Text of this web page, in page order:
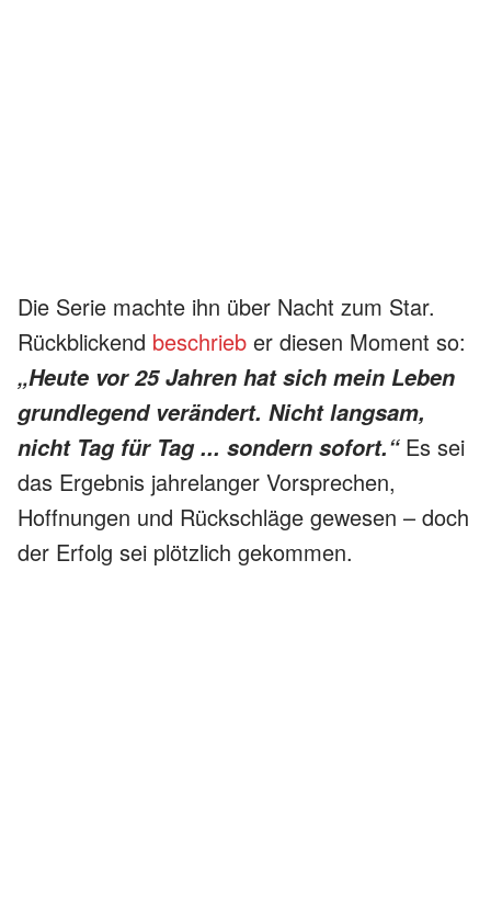
Die Serie machte ihn über Nacht zum Star.
Rückblickend beschrieb er diesen Moment so:
„Heute vor 25 Jahren hat sich mein Leben
grundlegend verändert. Nicht langsam,
nicht Tag für Tag ... sondern sofort.“Es sei
das Ergebnis jahrelanger Vorsprechen,
Hoffnungen und Rückschläge gewesen – doch
der Erfolg sei plötzlich gekommen.